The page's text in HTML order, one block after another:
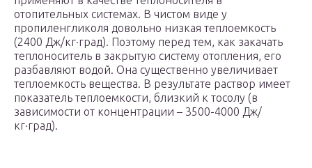
отопительных системах. В чистом виде у
пропиленгликоля довольно низкая теплоемкость
(2400 Дж/кг·град). Поэтому перед тем, как закачать
теплоноситель в закрытую систему отопления, его
разбавляют водой. Она существенно увеличивает
теплоемкость вещества. В результате раствор имеет
показатель теплоемкости, близкий к тосолу (в
зависимости от концентрации – 3500-4000 Дж/
кг·град).